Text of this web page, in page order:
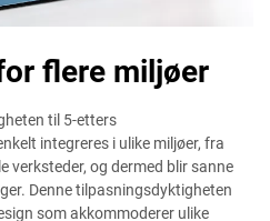
flere miljøer
til 5-etters
integreres i ulike miljøer, fra
verksteder, og dermed blir sanne
Denne tilpasningsdyktigheten
som akkommoderer ulike